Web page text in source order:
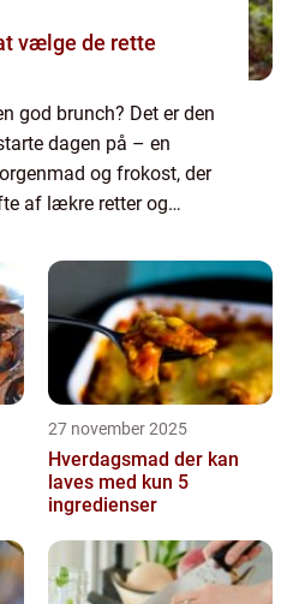
vælge de rette
god brunch? Det er den
dagen på – en
og frokost, der
af lækre retter og
sted at nyd...
27 november 2025
Hverdagsmad der kan
laves med kun 5
ingredienser